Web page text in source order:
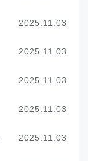
2025.11.03
2025.11.03
2025.11.03
2025.11.03
2025.11.03